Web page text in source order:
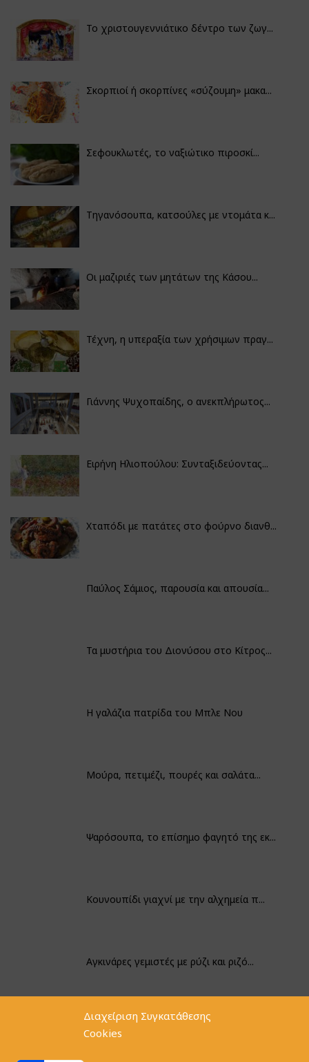
Διαχείριση Συγκατάθεσης
Cookies
Το χριστουγεννιάτικο δέντρο των ζωγ...
Σκορπιοί ή σκορπίνες «σύζουμη» μακα...
Σεφουκλωτές, το ναξιώτικο πιροσκί...
Τηγανόσουπα, κατσούλες με ντομάτα κ...
Οι μαζιριές των μητάτων της Κάσου...
Τέχνη, η υπεραξία των χρήσιμων πραγ...
Γιάννης Ψυχοπαίδης, ο ανεκπλήρωτος...
Ειρήνη Ηλιοπούλου: Συνταξιδεύοντας...
Χταπόδι με πατάτες στο φούρνο διανθ...
Παύλος Σάμιος, παρουσία και απουσία...
Τα μυστήρια του Διονύσου στο Κίτρος...
Η γαλάζια πατρίδα του Μπλε Νου
Μούρα, πετιμέζι, πουρές και σαλάτα...
Ψαρόσουπα, το επίσημο φαγητό της εκ...
Κουνουπίδι γιαχνί με την αλχημεία π...
Αγκινάρες γεμιστές με ρύζι και ριζό...
Φακές με κοφτό μακαρονάκι και ξιδάτ...